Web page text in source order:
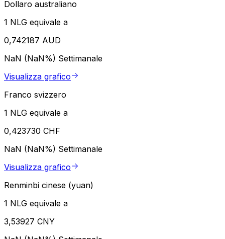
Dollaro australiano
1 NLG equivale a
0,742187 AUD
NaN (NaN%) Settimanale
Visualizza grafico
Franco svizzero
1 NLG equivale a
0,423730 CHF
NaN (NaN%) Settimanale
Visualizza grafico
Renminbi cinese (yuan)
1 NLG equivale a
3,53927 CNY